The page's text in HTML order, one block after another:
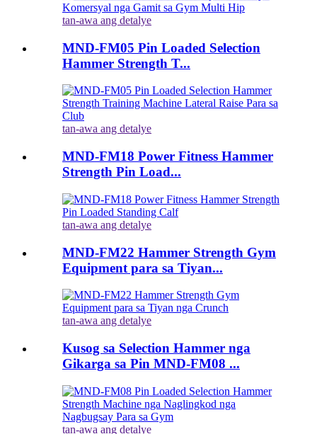
tan-awa ang detalye
MND-FM05 Pin Loaded Selection
Hammer Strength T...
tan-awa ang detalye
MND-FM18 Power Fitness Hammer
Strength Pin Load...
tan-awa ang detalye
MND-FM22 Hammer Strength Gym
Equipment para sa Tiyan...
tan-awa ang detalye
Kusog sa Selection Hammer nga
Gikarga sa Pin MND-FM08 ...
tan-awa ang detalye